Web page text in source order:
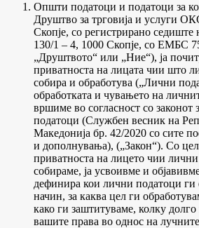
Општи податоци и податоци за
Друштво за трговија и
Скопје, со регистрирано
130/1 – 4, 1000 Скопје, со ЕМБС
„Друштвото“ или „Ние“), ја
приватноста на лицата чии што
собира и обработува („Лични
обработката и чувањето на
вршиме во согласност со законот
податоци (Службен весник на
Македонија бр. 42/2020 со сите
и дополнувања), („Закон“). Со
приватноста на лицето чии
собираме, ја усвоивме и
дефинира кои лични податоци ги
начин, за каква цел ги
како ги заштитуваме, колку
вашите права во однос на